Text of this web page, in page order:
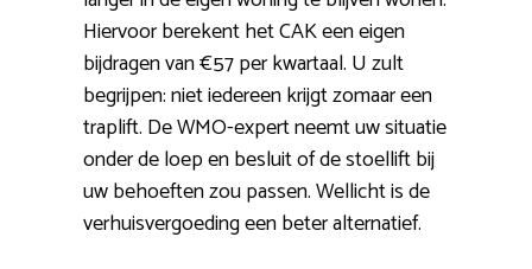
Hiervoor berekent het CAK een eigen
bijdragen van €57 per kwartaal. U zult
begrijpen: niet iedereen krijgt zomaar een
traplift. De WMO-expert neemt uw situatie
onder de loep en besluit of de stoellift bij
uw behoeften zou passen. Wellicht is de
verhuisvergoeding een beter alternatief.